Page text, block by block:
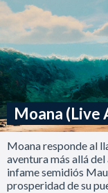
Moana (Live
Moana responde al
aventura más allá
infame semidiós
prosperidad de su